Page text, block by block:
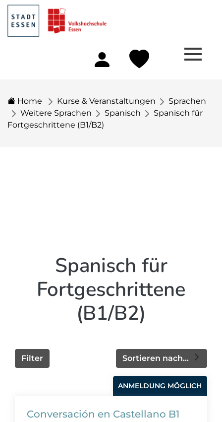
Home Kurse & Veranstaltungen
Sprachen
Weitere Sprachen
Spanisch
Spanisch für
Fortgeschrittene (B1/B2)
Spanisch für
Fortgeschrittene
(B1/B2)
Sortieren nach...
Filter
ANMELDUNG MÖGLICH
Conversación en Castellano B1